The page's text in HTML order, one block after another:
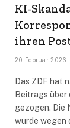
KI-
ihren
20 Februar 2026
Das ZDF hat
Beitrags über
gezogen. Die
wurde wegen